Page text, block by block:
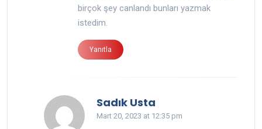
birçok şey canlandı bunları yazmak
istedim.
Yanıtla
Sadık Usta
Mart 20, 2023 at 12:35 pm